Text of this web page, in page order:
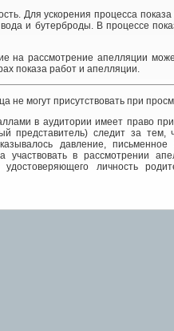
Для ускорения процесса
и бутерброды. В процессе
на рассмотрение апелляции
показа работ и апелляции.
не могут присутствовать при
в аудитории имеет право
представитель) следит за
давление,
в рассмотрении
личность